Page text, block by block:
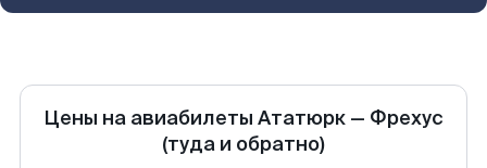
Цены на авиабилеты Ататюрк — Фрехус
(туда и обратно)